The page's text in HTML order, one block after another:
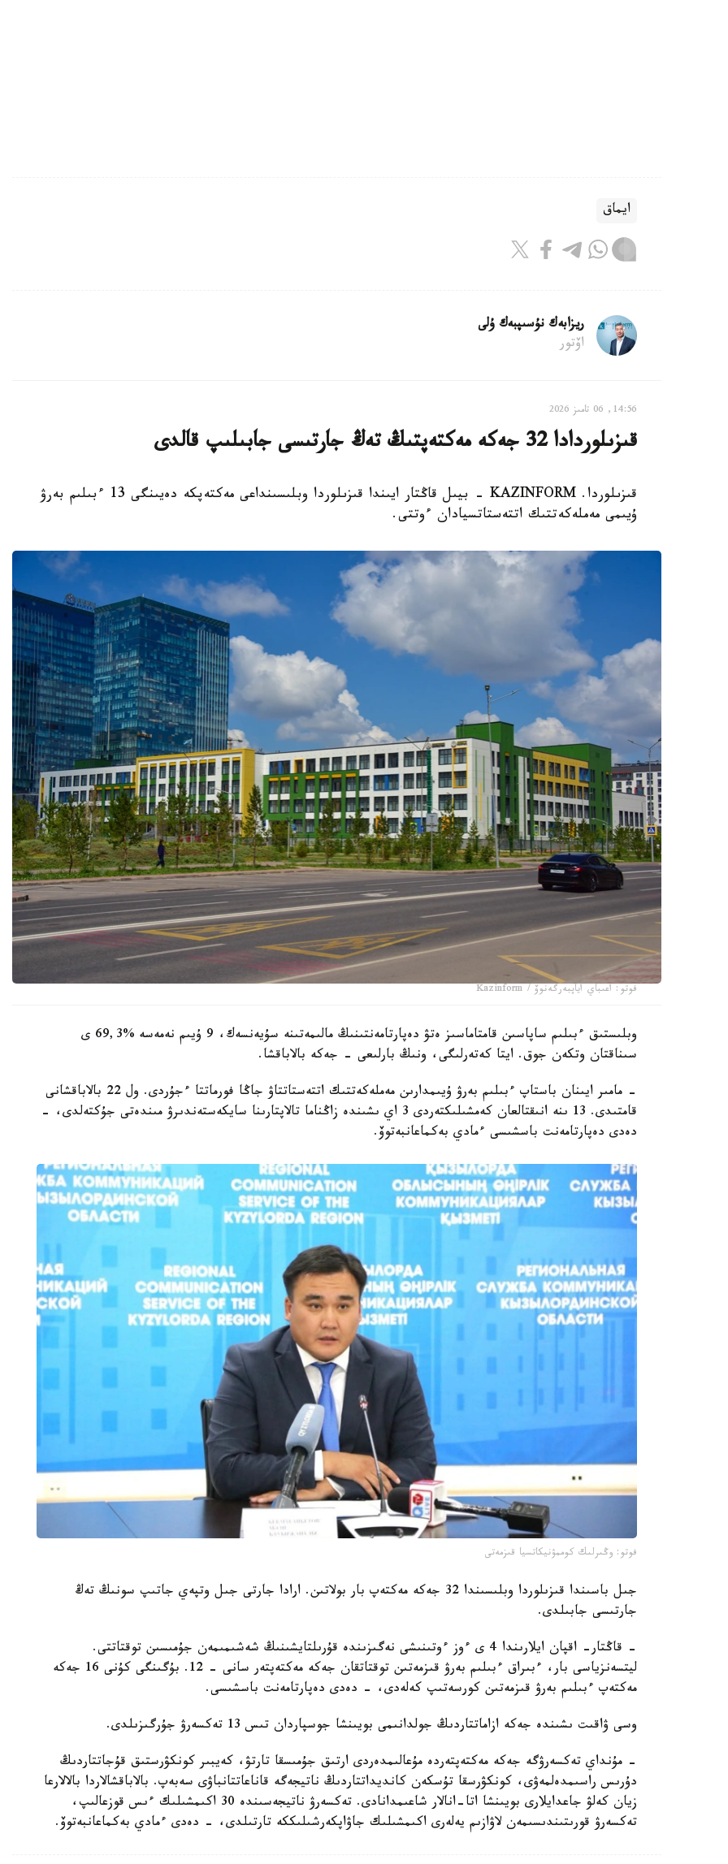
ايماق
ريزابەك نۇسىپبەك ۇلى
اۆتور
14:56, 06 تامىز 2026
قىزىلوردادا 32 جەكە مەكتەپتىڭ تەڭ جارتىسى جابىلىپ قالدى
قىزىلوردا. KAZINFORM - بيىل قاڭتار ايىندا قىزىلوردا وبلىسىنداعى مەكتەپكە دەيىنگى 13 ءبىلىم بەرۋ
ۇيىمى مەملەكەتتىك اتتەستاتسيادان ءوتتى.
فوتو: اعىباي اياپبەرگەنوۆ / Kazinform
وبلىستىق ءبىلىم ساپاسىن قامتاماسىز ەتۋ دەپارتامەنتىنىڭ مالىمەتىنە سۇيەنسەك، 9 ۇيىم نەمەسە %69,3 ى
سىناقتان وتكەن جوق. ايتا كەتەرلىگى، ونىڭ بارلىعى - جەكە بالاباقشا.
- مامىر ايىنان باستاپ ءبىلىم بەرۋ ۇيىمدارىن مەملەكەتتىك اتتەستاتتاۋ جاڭا فورماتتا ءجۇردى. ول 22 بالاباقشانى
قامتىدى. 13 ىنە انىقتالعان كەمشىلىكتەردى 3 اي ىشىندە زاڭناما تالاپتارىنا سايكەستەندىرۋ مىندەتى جۇكتەلدى، -
دەدى دەپارتامەنت باسشىسى ءمادي بەكماعانبەتوۆ.
فوتو: وڭىرلىك كوممۋنيكاتسيا قىزمەتى
جىل باسىندا قىزىلوردا وبلىسىندا 32 جەكە مەكتەپ بار بولاتىن. ارادا جارتى جىل وتپەي جاتىپ سونىڭ تەڭ
جارتىسى جابىلدى.
- قاڭتار- اقپان ايلارىندا 4 ى ءوز ءوتىنىشى نەگىزىندە قۇرىلتايشىنىڭ شەشىمىمەن جۇمىسىن توقتاتتى.
ليتسەنزياسى بار، ءبىراق ءبىلىم بەرۋ قىزمەتىن توقتاتقان جەكە مەكتەپتەر سانى - 12. بۇگىنگى كۇنى 16 جەكە
مەكتەپ ءبىلىم بەرۋ قىزمەتىن كورسەتىپ كەلەدى، - دەدى دەپارتامەنت باسشىسى.
وسى ۋاقىت ىشىندە جەكە ازاماتتاردىڭ جولدانىمى بويىنشا جوسپاردان تىس 13 تەكسەرۋ جۇرگىزىلدى.
- مۇنداي تەكسەرۋگە جەكە مەكتەپتەردە مۇعالىمدەردى ارتىق جۇمىسقا تارتۋ، كەيبىر كونكۋرستىق قۇجاتتاردىڭ
دۇرىس راسىمدەلمەۋى، كونكۋرسقا تۇسكەن كانديداتتاردىڭ ناتيجەگە قاناعاتتانباۋى سەبەپ. بالاباقشالاردا بالالارعا
زيان كەلۋ جاعدايلارى بويىنشا اتا-انالار شاعىمدانادى. تەكسەرۋ ناتيجەسىندە 30 اكىمشىلىك ءىس قوزعالىپ،
تەكسەرۋ قورىتىندىسىمەن لاۋازىم يەلەرى اكىمشىلىك جاۋاپكەرشىلىككە تارتىلدى، - دەدى ءمادي بەكماعانبەتوۆ.